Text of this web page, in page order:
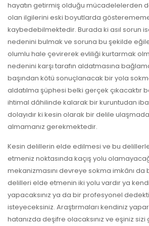
hayatın getirmiş olduğu mücadelelerden
olan ilgilerini eski boyutlarda
kaybedebilmektedir. Burada ki asıl sorun
nedenini bulmak ve soruna bu şekilde
olumlu hale çevirerek evliliği kurtarmak
nedenini karşı tarafın aldatmasına
başından kötü sonuçlanacak bir yola
aldatılma şüphesi belki gerçek çıkacaktır
ihtimal dâhilinde kalarak bir kuruntudan
dolayıdır ki kesin olarak bir delile
almamanız gerekmektedir.
Kesin delillerin elde edilmesi ve bu
etmeniz noktasında kaçış yolu
mekanizmasını devreye sokma imkânı da
delilleri elde etmenin iki yolu vardır ya
yapacaksınız ya da bir profesyonel
isteyeceksiniz. Araştırmaları kendiniz
hatanızda deşifre olacaksınız ve eşiniz